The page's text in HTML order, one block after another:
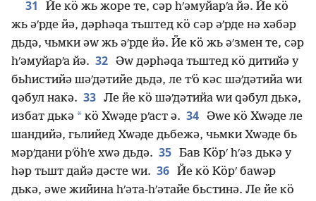
31
Йе кӧ жь жоре те, сәр һʹәмуйарʹа йә. Йе кӧ
жь әʹрде йә, дәрһәԛа тьштед кӧ сәр әʹрде нә хәбәр
дьдә, чьмки әԝ жь әʹрде йә. Йе кӧ жь әʹзмен те, сәр
һʹәмуйарʹа йә. 32 Әԝ дәрһәԛа тьштед кӧ дитийә у
бьһистийә шәʹдәтийе дьдә, ле тʹӧ кәс шәʹдәтийа ԝи
ԛәбул накә. 33 Ле йе кӧ шәʹдәтийа ԝи ԛәбул дькә,
избат дькә * кӧ Хԝәде рʹаст ә. 34 Әԝе кӧ Хԝәде ле
шандийә, гьлийед Хԝәде дьбежә, чьмки Хԝәде бь
мәрʹдани рʹӧһʹе хԝә дьдә. 35 Бав Кӧрʹ һʹәз дькә у
һәр тьшт дайә дәсте ԝи. 36 Йе кӧ Кӧрʹ баԝәр
дькә, әԝе жийина һʹәта-һʹәтайе бьстинә. Ле йе кӧ